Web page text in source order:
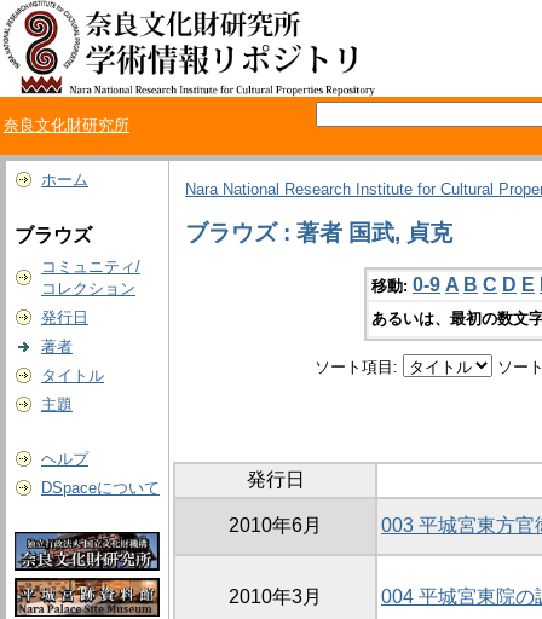
奈良文化財研究所
ホーム
ブラウズ
コミュニティ/
コレクション
発行日
著者
タイトル
主題
ヘルプ
DSpaceについて
Nara National Research Institute for Cultural
ブラウズ : 著者 国武, 貞克
移動: 0-9 A B C D E
あるいは、最初の数文
ソート項目: ソー
発行日
2010年6月 003 平城宮東方官
2010年3月 004 平城宮東院の